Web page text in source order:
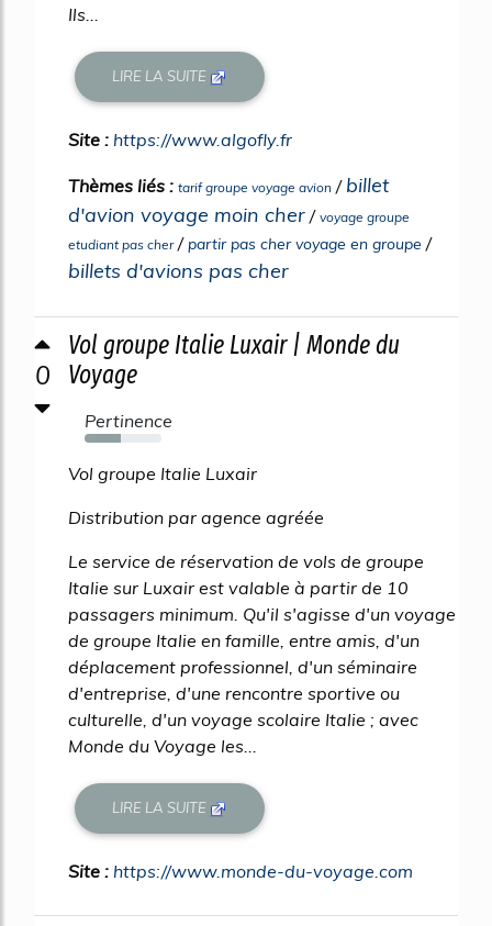
Ils...
LIRE LA SUITE
Site : https://www.algofly.fr
Thèmes liés : tarif groupe voyage avion / billet
d'avion voyage moin cher / voyage groupe
etudiant pas cher/partir pas cher voyage en groupe /
billets d'avions pas cher
0
Vol groupe Italie Luxair | Monde du
Voyage
Pertinence
47%
Vol groupe Italie Luxair
Distribution par agence agréée
Le service de réservation de vols de groupe
Italie sur Luxair est valable à partir de 10
passagers minimum. Qu'il s'agisse d'un voyage
de groupe Italie en famille, entre amis, d'un
déplacement professionnel, d'un séminaire
d'entreprise, d'une rencontre sportive ou
culturelle, d'un voyage scolaire Italie ; avec
Monde du Voyage les...
LIRE LA SUITE
Site : https://www.monde-du-voyage.com